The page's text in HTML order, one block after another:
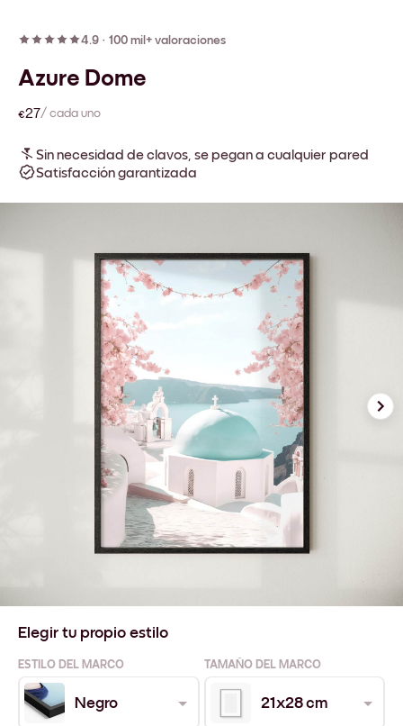
4.9 · 100 mil+ valoraciones
Azure Dome
€27/ cada uno
Sin necesidad de clavos, se pegan a cualquier pared
Satisfacción garantizada
Elegir tu propio estilo
ESTILO DEL MARCO TAMAÑO DEL MARCO
Negro 21x28 cm